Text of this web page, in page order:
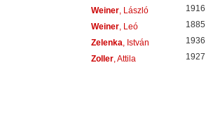
Weiner, László 1916
Weiner, Leó 1885
Zelenka , István 1936
Zoller, Attila 1927